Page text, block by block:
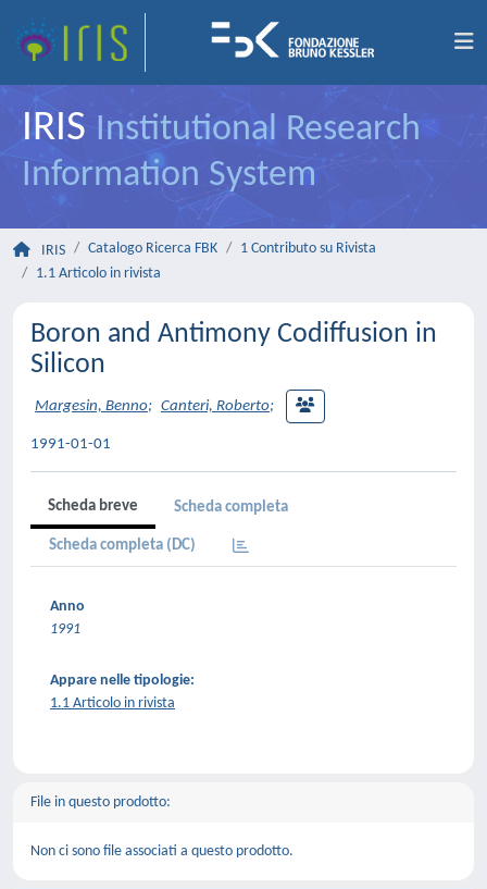
IRIS Institutional Research
Information System
IRIS Catalogo Ricerca FBK
1 Contributo su Rivista
1.1 Articolo in rivista
Boron and Antimony Codiffusion in
Silicon
Margesin, Benno; Canteri, Roberto;
1991-01-01
Scheda breve Scheda completa
Scheda completa (DC)
Anno
1991
Appare nelle tipologie:
1.1 Articolo in rivista
File in questo prodotto:
Non ci sono file associati a questo prodotto.